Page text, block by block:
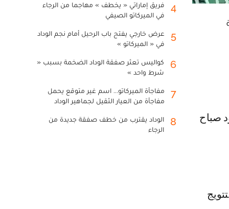
4
فريق إماراتي « يخطف » مهاجما من الرجاء
في الميركاتو الصيفي
5
عرض خارجي يفتح باب الرحيل أمام نجم الوداد
في « الميركاتو »
6
كواليس تعثر صفقة الوداد الضخمة بسبب «
شرط واحد »
7
مفاجأة الميركاتو... اسم غير متوقع يحمل
مفاجأة من العيار الثقيل لجماهير الوداد
8
الوداد يقترب من خطف صفقة جديدة من
الرجاء